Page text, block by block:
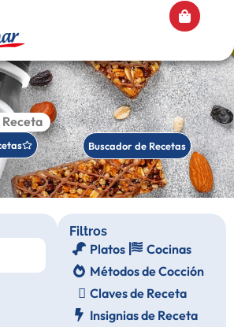
Receta
Buscador de Recetas
Filtros
Platos
Cocinas
Métodos de Cocción
Claves de Receta
Insignias de Receta